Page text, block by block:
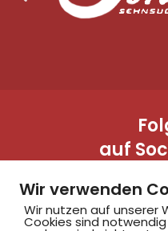
auf
Wir verwenden
Wir nutzen auf unserer
Cookies sind